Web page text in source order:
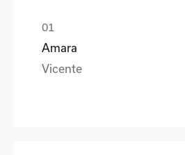
Amara
Vicente